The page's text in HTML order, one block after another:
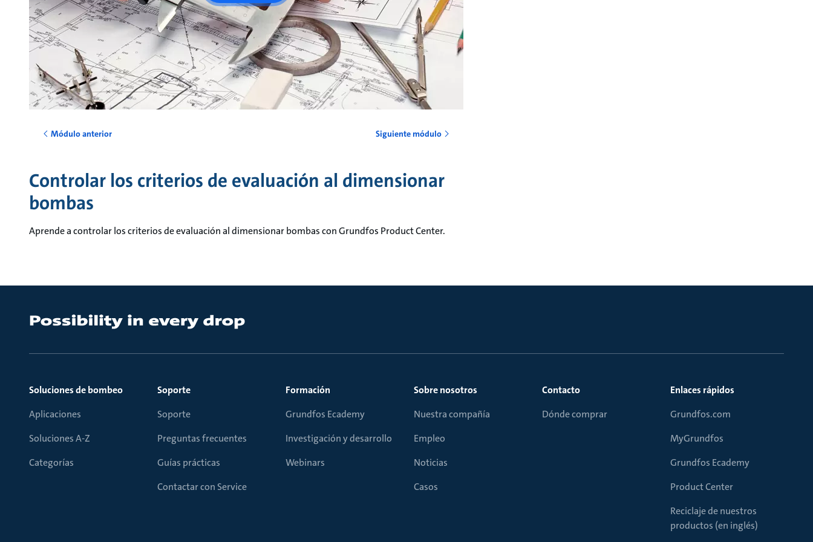
Módulo anterior Siguiente módulo
Controlar los criterios de evaluación al dimensionar
bombas
Aprende a controlar los criterios de evaluación al dimensionar bombas con Grundfos Product Center.
Soluciones de bombeo
Aplicaciones
Soluciones A-Z
Categorías
Soporte
Soporte
Preguntas frecuentes
Guías prácticas
Contactar con Service
Formación
Grundfos Ecademy
Investigación y desarrollo
Webinars
Sobre nosotros
Nuestra compañía
Empleo
Noticias
Casos
Contacto
Dónde comprar
Enlaces rápidos
Grundfos.com
MyGrundfos
Grundfos Ecademy
Product Center
Reciclaje de nuestros
productos (en inglés)